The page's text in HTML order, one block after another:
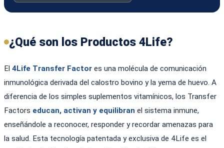
¿Qué son los Productos 4Life?
El 4Life Transfer Factor es una molécula de comunicación
inmunológica derivada del calostro bovino y la yema de huevo. A
diferencia de los simples suplementos vitamínicos, los Transfer
Factors educan, activan y equilibran el sistema inmune,
enseñándole a reconocer, responder y recordar amenazas para
la salud. Esta tecnología patentada y exclusiva de 4Life es el